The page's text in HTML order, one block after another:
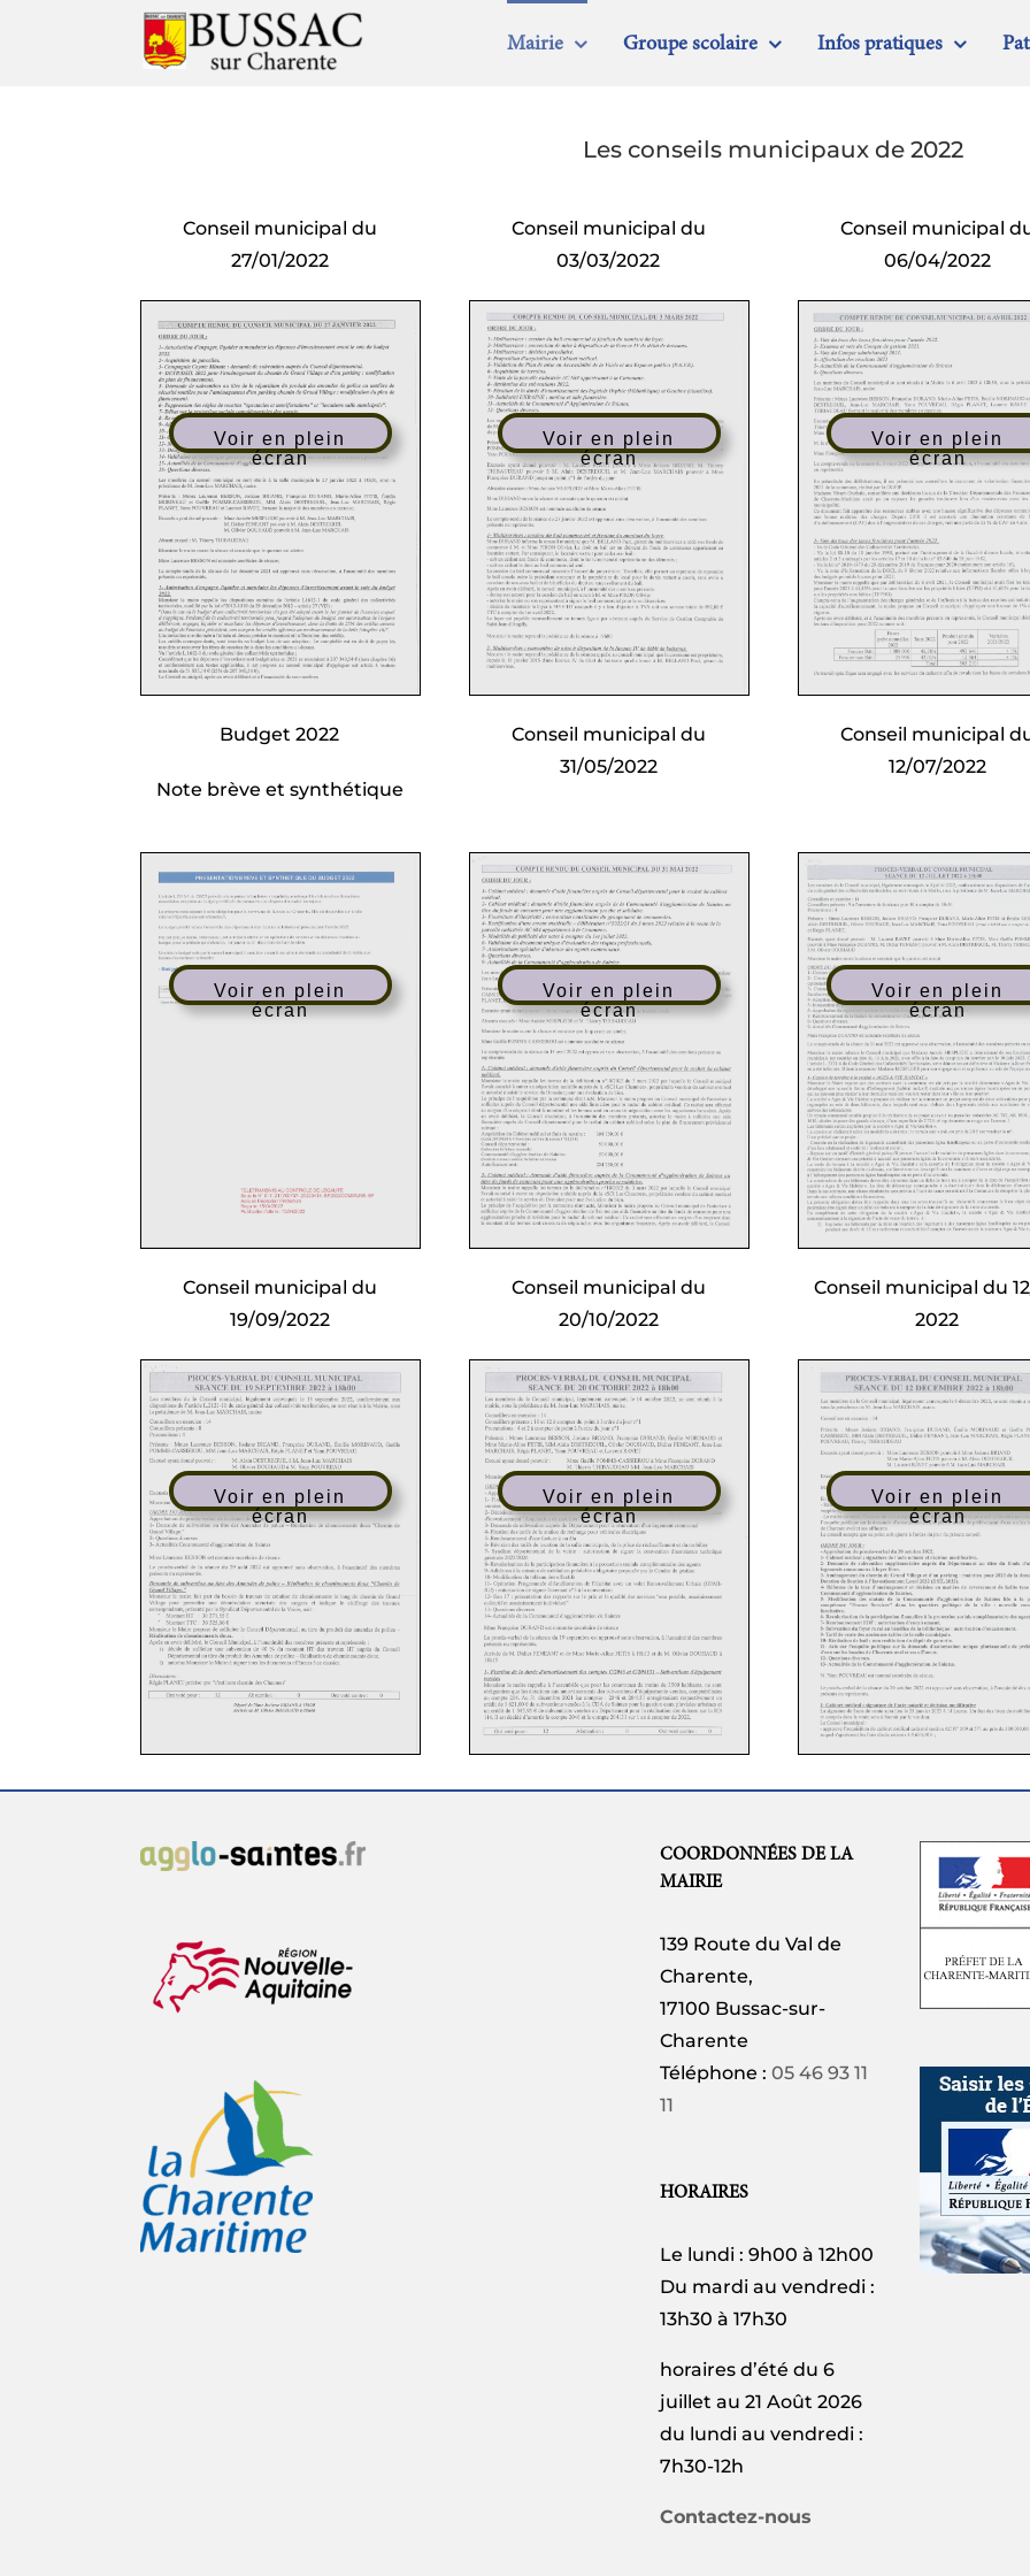
Mairie Groupe scolaire Infos pratiques
Les conseils municipaux de 2022
Conseil municipal du
27/01/2022
Voir en plein
écran
Conseil municipal du
03/03/2022
Voir en plein
écran
Conseil municipal
06/04/2022
Voir en plein
écran
Budget 2022
Note brève et synthétique
Conseil municipal du
31/05/2022
Conseil municipal
12/07/2022
Voir en plein
écran
Voir en plein
écran
Voir en plein
écran
Conseil municipal du
19/09/2022
Voir en plein
écran
Conseil municipal du
20/10/2022
Voir en plein
écran
Conseil municipal du
2022
Voir en plein
écran
COORDONNÉES DE LA
MAIRIE
139 Route du Val de
Charente,
17100 Bussac-sur-
Charente
Téléphone : 05 46 93 11
11
HORAIRES
Le lundi : 9h00 à 12h00
Du mardi au vendredi :
13h30 à 17h30
horaires d’été du 6
juillet au 21 Août 2026
du lundi au vendredi :
7h30-12h
Contactez-nous